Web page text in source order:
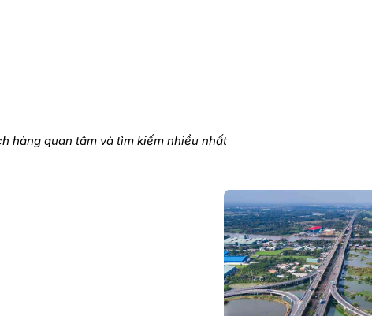
hàng quan tâm và tìm kiếm nhiều nhất